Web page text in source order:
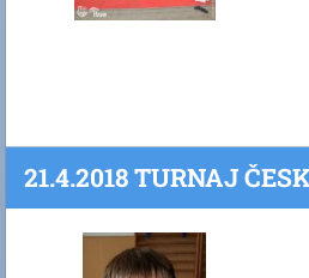
21.4.2018 TURNAJ